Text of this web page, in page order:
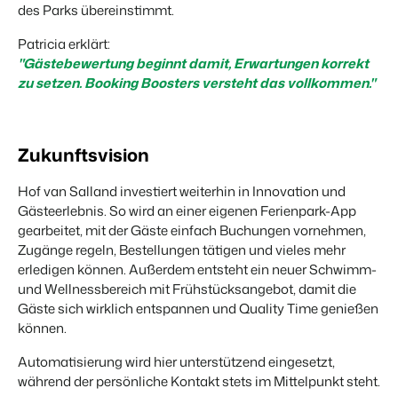
des Parks übereinstimmt.
Patricia erklärt:
"Gästebewertung beginnt damit, Erwartungen korrekt
zu setzen. Booking Boosters versteht das vollkommen."
Zukunftsvision
Hof van Salland investiert weiterhin in Innovation und
Gästeerlebnis. So wird an einer eigenen Ferienpark-App
gearbeitet, mit der Gäste einfach Buchungen vornehmen,
Zugänge regeln, Bestellungen tätigen und vieles mehr
erledigen können. Außerdem entsteht ein neuer Schwimm-
und Wellnessbereich mit Frühstücksangebot, damit die
Gäste sich wirklich entspannen und Quality Time genießen
können.
Automatisierung wird hier unterstützend eingesetzt,
während der persönliche Kontakt stets im Mittelpunkt steht.